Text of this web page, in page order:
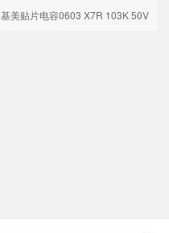
基美贴片电容0603 X7R 103K 50V